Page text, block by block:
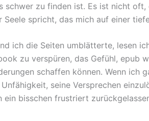
schwer zu finden ist. Es ist nicht
Seele spricht, das mich auf einer
ich die Seiten umblätterte, lesen
zu verspüren, das Gefühl, epub
schaffen können. Wenn ich
Unfähigkeit, seine Versprechen
ein bisschen frustriert